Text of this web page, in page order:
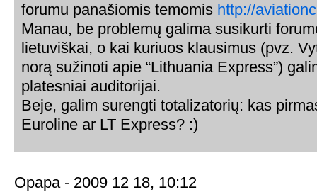
forumu panašiomis temomis http://
Manau, be problemų galima susikurti
lietuviškai, o kai kuriuos klausimus (pvz.
norą sužinoti apie “Lithuania Express”)
platesniai auditorijai.
Beje, galim surengti totalizatorių: kas
Euroline ar LT Express? :)
Opapa - 2009 12 18, 10:12